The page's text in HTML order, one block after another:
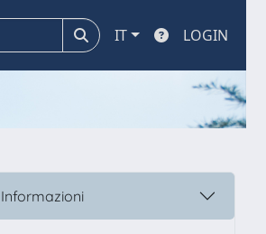
IT LOGIN
Informazioni